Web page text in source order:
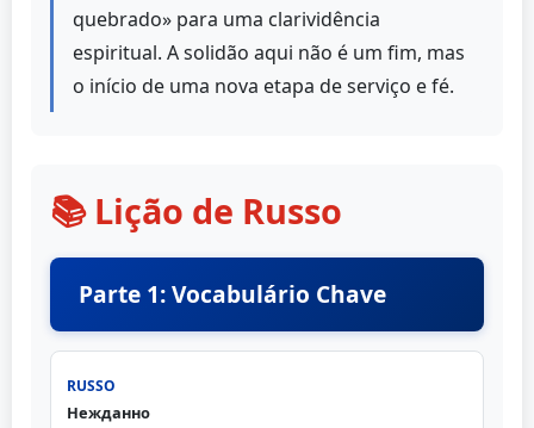
quebrado» para uma clarividência
espiritual. A solidão aqui não é um fim, mas
o início de uma nova etapa de serviço e fé.
📚 Lição de Russo
Parte 1: Vocabulário Chave
Нежданно